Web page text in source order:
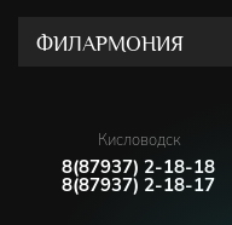
ФИЛАРМОНИЯ
Кисловодск
8(87937) 2-18-18
8(87937) 2-18-17